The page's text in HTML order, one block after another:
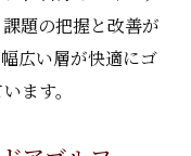
題の把握と改善が
広い層が快適にゴ
ます。